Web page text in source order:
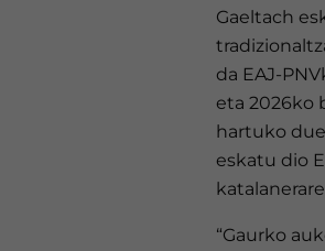
Gaeltach
da EAJ-
eta 2026ko
hartuko
eskatu dio
“Gaurko